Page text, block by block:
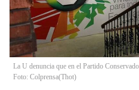
La U denuncia que en el Partido
Foto: Colprensa(Thot)